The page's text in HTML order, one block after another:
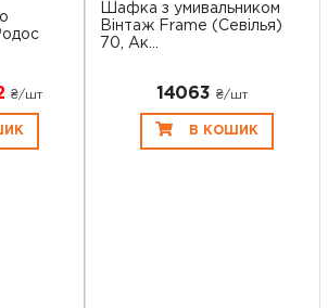
₴/шт
Шафка з умивальником
Вінтаж Frame (Севілья)
70, Ак...
14063 ₴/шт
В КОШИК